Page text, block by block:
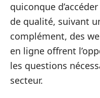
quiconque
de qualité, suivant
complément, des
en ligne offrent
les questions
secteur.